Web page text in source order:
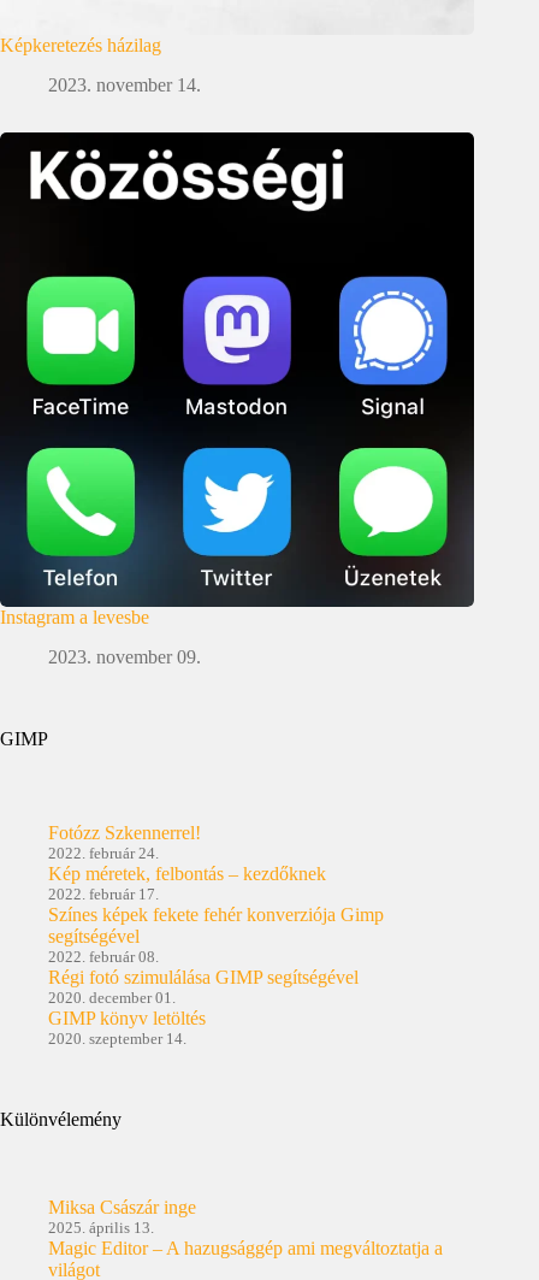
Képkeretezés házilag
2023. november 14.
Instagram a levesbe
2023. november 09.
GIMP
Fotózz Szkennerrel!
2022. február 24.
Kép méretek, felbontás – kezdőknek
2022. február 17.
Színes képek fekete fehér konverziója Gimp
segítségével
2022. február 08.
Régi fotó szimulálása GIMP segítségével
2020. december 01.
GIMP könyv letöltés
2020. szeptember 14.
Különvélemény
Miksa Császár inge
2025. április 13.
Magic Editor – A hazugsággép ami megváltoztatja a
világot